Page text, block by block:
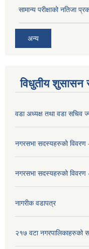
सामान्य परीक्षाको नतिजा
अन्य
विधुतीय शुसासन
वडा अध्यक्ष तथा वडा सचिव
नगरसभा सदस्यहरुको
नगरसभा सदस्यहरुको
नागरीक वडापत्र
२१७ वटा नगरपालिकाहरुको